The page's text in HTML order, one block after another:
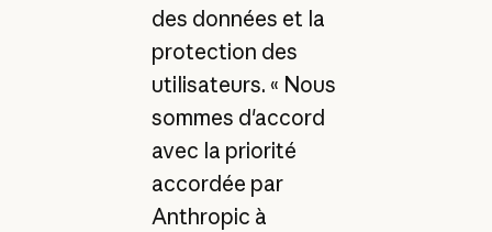
des données et la
protection des
utilisateurs. « Nous
sommes d'accord
avec la priorité
accordée par
Anthropic à